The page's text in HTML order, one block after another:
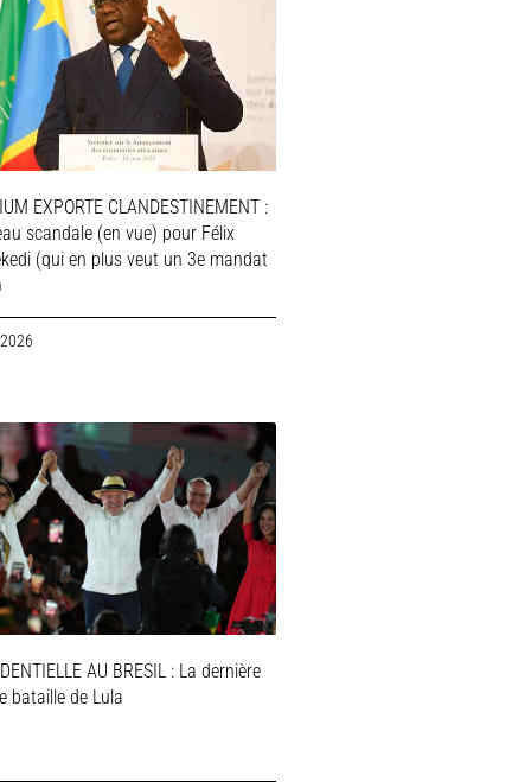
EXPORTE CLANDESTINEMENT :
scandale (en vue) pour Félix
(qui en plus veut un 3e mandat
AU BRESIL : La dernière
bataille de Lula